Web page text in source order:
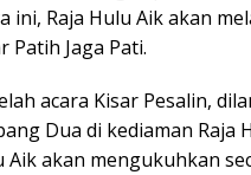
ini, Raja Hulu Aik akan
Patih Jaga Pati.
acara Kisar Pesalin,
Dua di kediaman Raja
Aik akan mengukuhkan